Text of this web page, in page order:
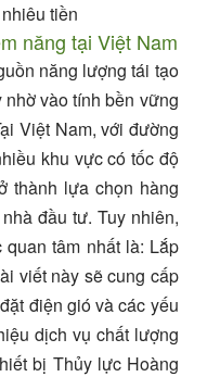
tiền
năng tại Việt Nam
năng lượng tái tạo
vào tính bền vững
Việt Nam, với đường
khu vực có tốc độ
thành lựa chọn hàng
đầu tư. Tuy nhiên,
tâm nhất là: Lắp
viết này sẽ cung cấp
điện gió và các yếu
dịch vụ chất lượng
bị Thủy lực Hoàng